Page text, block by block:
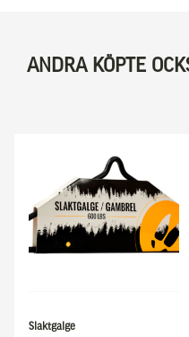
ANDRA KÖPTE
Slaktgalge